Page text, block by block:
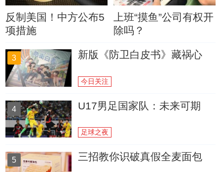
反制美国！中方公布5
项措施
上班“摸鱼”公司有权开
除吗？
3 新版《防卫白皮书》藏祸心
今日关注
4 U17男足国家队：未来可期
足球之夜
5 三招教你识破真假全麦面包